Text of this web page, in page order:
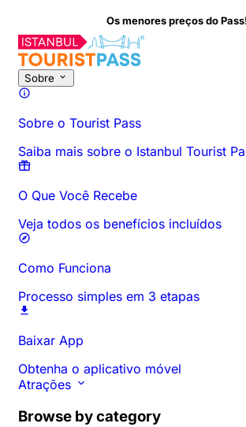
Os menores preços do Pass!
Sobre
Sobre o Tourist Pass
Saiba mais sobre o Istanbul Tourist
O Que Você Recebe
Veja todos os benefícios incluídos
Como Funciona
Processo simples em 3 etapas
Baixar App
Obtenha o aplicativo móvel
Atrações
Browse by category
Sobre esta atividade Horários e Duração